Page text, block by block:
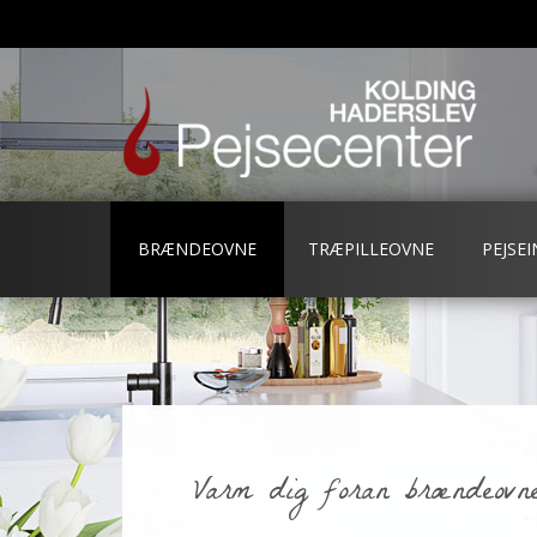
BRÆNDEOVNE TRÆPILLEOVNE
Varm dig foran